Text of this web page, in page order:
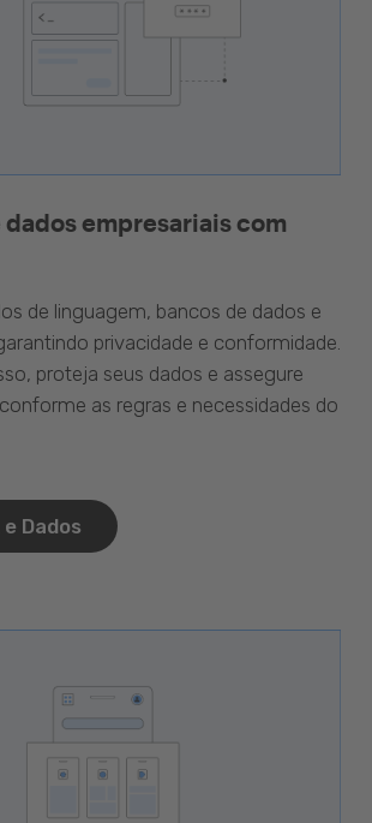
empresariais com
de linguagem, bancos de dados e
privacidade e conformidade.
proteja seus dados e assegure
as regras e necessidades do
Dados